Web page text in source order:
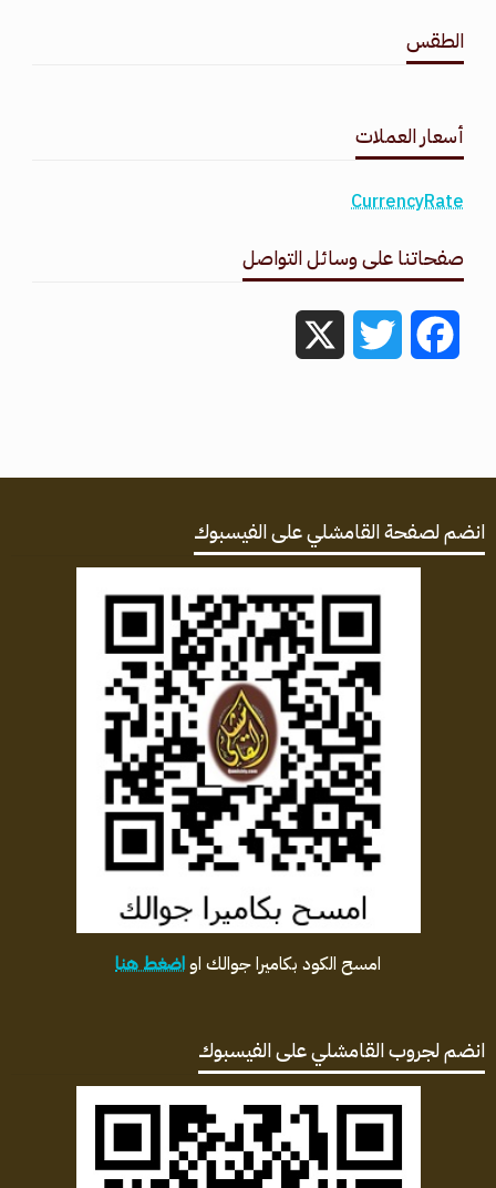
الطقس
أسعار العملات
CurrencyRate
صفحاتنا على وسائل التواصل
Facebook
Twitter
انضم لصفحة القامشلي على الفيسبوك
امسح الكود بكاميرا جوالك اواضغط هنا
انضم لجروب القامشلي على الفيسبوك